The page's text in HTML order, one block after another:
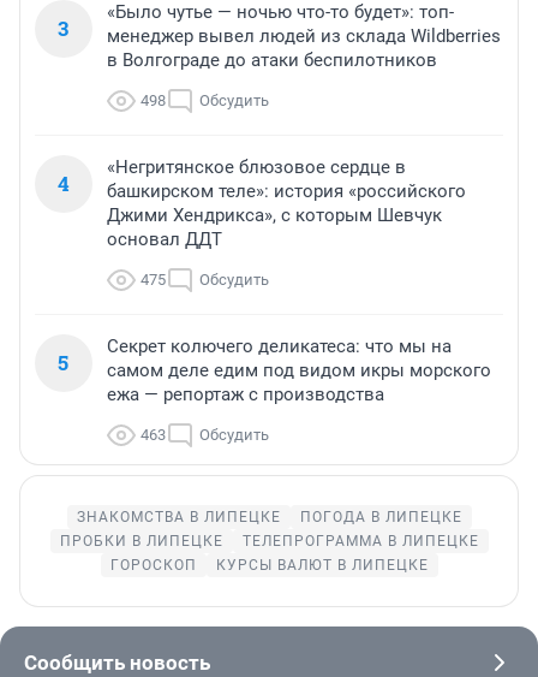
3
«Было чутье — ночью что-то будет»: топ-
менеджер вывел людей из склада Wildberries
в Волгограде до атаки беспилотников
498 Обсудить
4
«Негритянское блюзовое сердце в
башкирском теле»: история «российского
Джими Хендрикса», с которым Шевчук
основал ДДТ
475 Обсудить
5
Секрет колючего деликатеса: что мы на
самом деле едим под видом икры морского
ежа — репортаж с производства
463 Обсудить
ЗНАКОМСТВА В ЛИПЕЦКЕ
ПОГОДА В ЛИПЕЦКЕ
ПРОБКИ В ЛИПЕЦКЕ
ТЕЛЕПРОГРАММА В ЛИПЕЦКЕ
ГОРОСКОП
КУРСЫ ВАЛЮТ В ЛИПЕЦКЕ
Сообщить новость